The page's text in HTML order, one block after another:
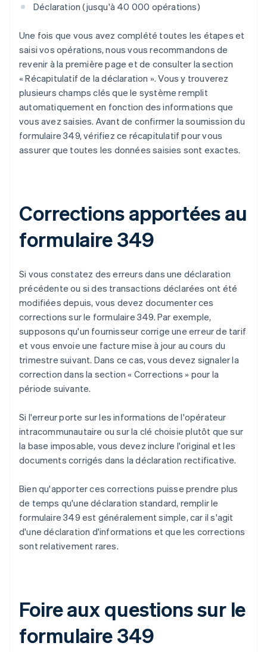
Déclaration (jusqu'à 40 000 opérations)
Une fois que vous avez complété toutes les étapes et
saisi vos opérations, nous vous recommandons de
revenir à la première page et de consulter la section
« Récapitulatif de la déclaration ». Vous y trouverez
plusieurs champs clés que le système remplit
automatiquement en fonction des informations que
vous avez saisies. Avant de confirmer la soumission du
formulaire 349, vérifiez ce récapitulatif pour vous
assurer que toutes les données saisies sont exactes.
Corrections apportées au
formulaire 349
Si vous constatez des erreurs dans une déclaration
précédente ou si des transactions déclarées ont été
modifiées depuis, vous devez documenter ces
corrections sur le formulaire 349. Par exemple,
supposons qu'un fournisseur corrige une erreur de tarif
et vous envoie une facture mise à jour au cours du
trimestre suivant. Dans ce cas, vous devez signaler la
correction dans la section « Corrections » pour la
période suivante.
Si l'erreur porte sur les informations de l'opérateur
intracommunautaire ou sur la clé choisie plutôt que sur
la base imposable, vous devez inclure l'original et les
documents corrigés dans la déclaration rectificative.
Bien qu'apporter ces corrections puisse prendre plus
de temps qu'une déclaration standard, remplir le
formulaire 349 est généralement simple, car il s'agit
d'une déclaration d'informations et que les corrections
sont relativement rares.
Foire aux questions sur le
formulaire 349